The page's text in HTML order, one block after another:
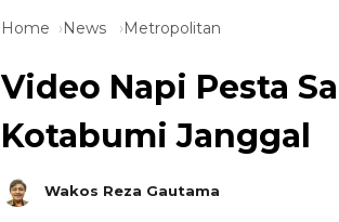
Home News Metropolitan
Video Napi Pesta
Kotabumi Janggal
Wakos Reza Gautama